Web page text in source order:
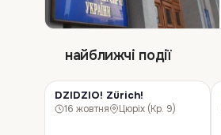
найближчі події
КОНЦЕРТDZIDZIO! Zürich!
16 жовтня Цюріх (Кр. 9)